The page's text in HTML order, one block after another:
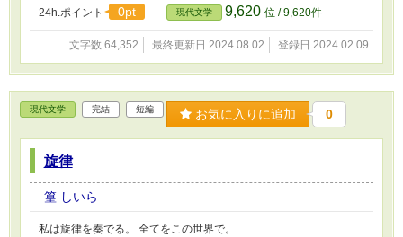
24h.ポイント 0pt 現代文学 9,620 位 / 9,620件
文字数 64,352 最終更新日 2024.08.02 登録日 2024.02.09
現代文学 完結 短編 お気に入りに追加 0
旋律
篁 しいら
私は旋律を奏でる。 全てをこの世界で。